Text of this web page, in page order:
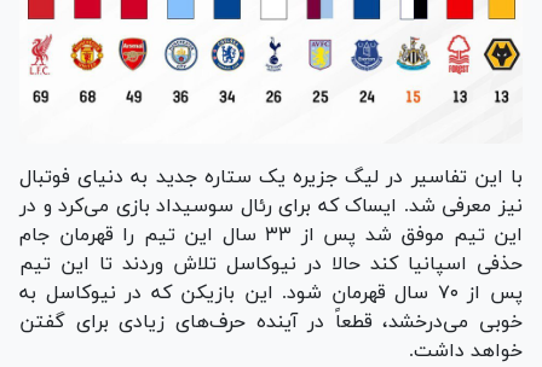
با این تفاسیر در لیگ جزیره یک ستاره جدید به دنیای فوتبال
نیز معرفی شد. ایساک که برای رئال سوسیداد بازی می‌کرد و در
این تیم موفق شد پس از ۳۳ سال این تیم را قهرمان جام
حذفی اسپانیا کند حالا در نیوکاسل تلاش وردند تا این تیم
پس از ۷۰ سال قهرمان شود. این بازیکن که در نیوکاسل به
خوبی می‌درخشد، قطعاً در آینده حرف‌های زیادی برای گفتن
خواهد داشت.